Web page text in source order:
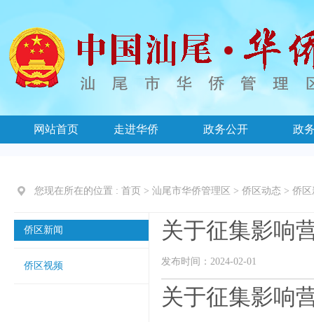
网站首页 走进华侨 政务公开 政
您现在所在的位置 : 首页 > 汕尾市华侨管理区 > 侨区动态 > 侨区
侨区新闻
侨区视频
关于征集影响
发布时间：2024-02-01
关于征集影响